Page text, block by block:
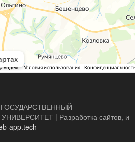
| Разработка сайтов, и
app.tech